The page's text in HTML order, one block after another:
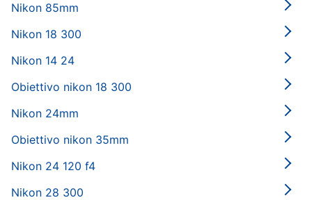
Nikon 85mm
Nikon 18 300
Nikon 14 24
Obiettivo nikon 18 300
Nikon 24mm
Obiettivo nikon 35mm
Nikon 24 120 f4
Nikon 28 300